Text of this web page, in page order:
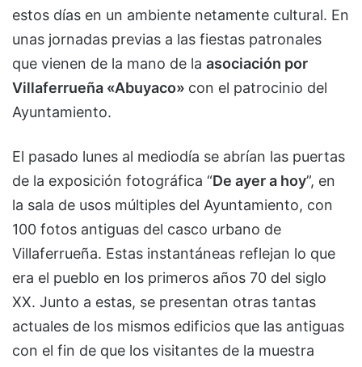
estos días en un ambiente netamente cultural. En
unas jornadas previas a las fiestas patronales
que vienen de la mano de la asociación por
Villaferrueña «Abuyaco» con el patrocinio del
Ayuntamiento.
El pasado lunes al mediodía se abrían las puertas
de la exposición fotográfica “De ayer a hoy”, en
la sala de usos múltiples del Ayuntamiento, con
100 fotos antiguas del casco urbano de
Villaferrueña. Estas instantáneas reflejan lo que
era el pueblo en los primeros años 70 del siglo
XX. Junto a estas, se presentan otras tantas
actuales de los mismos edificios que las antiguas
con el fin de que los visitantes de la muestra